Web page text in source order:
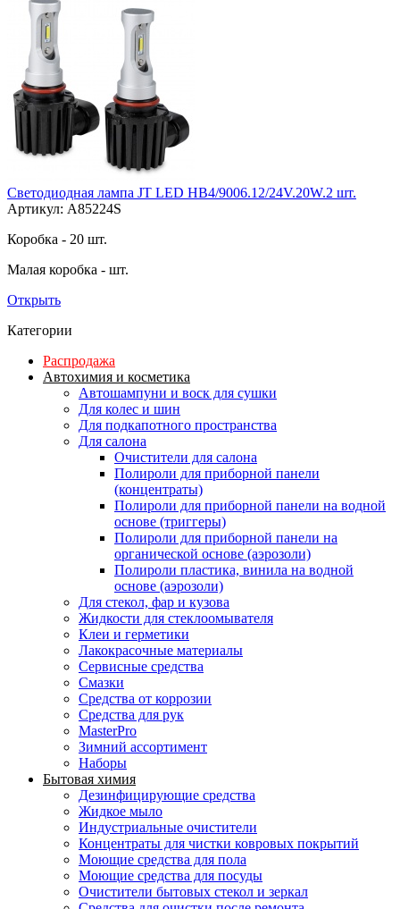
Светодиодная лампа JT LED HB4/9006.12/24V.20W.2 шт.
Артикул: A85224S
Коробка - 20 шт.
Малая коробка - шт.
Открыть
Категории
Распродажа
Автохимия и косметика
Автошампуни и воск для сушки
Для колес и шин
Для подкапотного пространства
Для салона
Очистители для салона
Полироли для приборной панели
(концентраты)
Полироли для приборной панели на водной
основе (триггеры)
Полироли для приборной панели на
органической основе (аэрозоли)
Полироли пластика, винила на водной
основе (аэрозоли)
Для стекол, фар и кузова
Жидкости для стеклоомывателя
Клеи и герметики
Лакокрасочные материалы
Сервисные средства
Смазки
Средства от коррозии
Средства для рук
MasterPro
Зимний ассортимент
Наборы
Бытовая химия
Дезинфицирующие средства
Жидкое мыло
Индустриальные очистители
Концентраты для чистки ковровых покрытий
Моющие средства для пола
Моющие средства для посуды
Очистители бытовых стекол и зеркал